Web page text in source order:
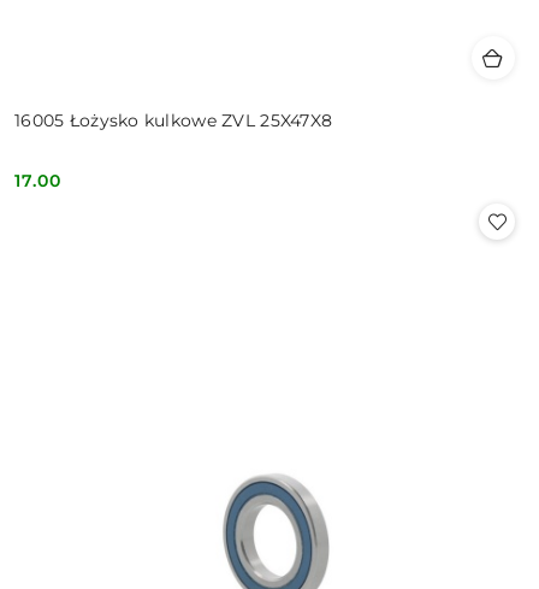
16005 Łożysko kulkowe ZVL 25X47X8
Cena:
17.00